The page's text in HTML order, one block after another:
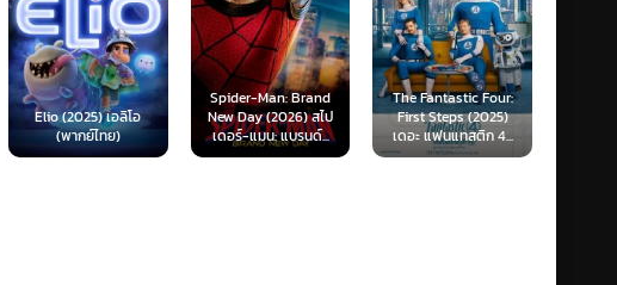
Spider-Man: Brand
New Day (2026) สไป
เดอร์-แมน: แบรนด์...
The Fantastic Four:
First Steps (2025)
เดอะ แฟนแทสติก 4...
Kraken (2025) คราเคน
เลื้อยสยอง 20,000
โยชน์...